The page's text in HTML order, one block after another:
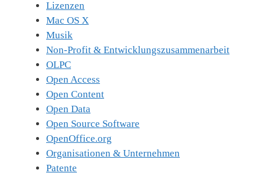
Lizenzen
Mac OS X
Musik
Non-Profit & Entwicklungszusammenarbeit
OLPC
Open Access
Open Content
Open Data
Open Source Software
OpenOffice.org
Organisationen & Unternehmen
Patente